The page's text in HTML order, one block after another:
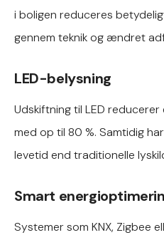
i boligen reduceres
gennem teknik og ændret
LED-belysning
Udskiftning til LED
med op til 80 %. Samtidig
levetid end traditionelle
Smart
Systemer som KNX, Zigbee